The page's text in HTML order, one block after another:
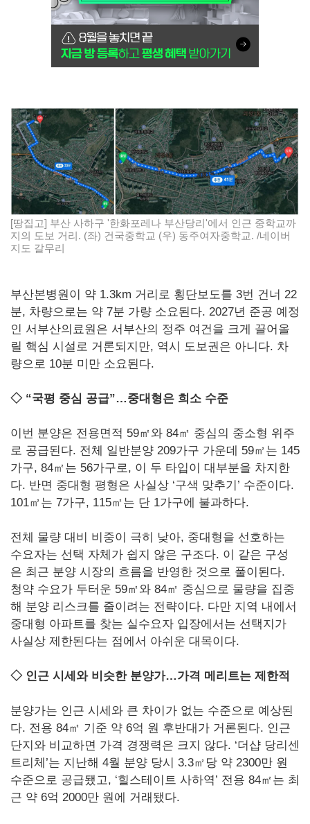
[땅집고] 부산 사하구 '한화포레나 부산당리'에서 인근 중학교까
지의 도보 거리. (좌) 건국중학교 (우) 동주여자중학교. /네이버
지도 갈무리
부산본병원이 약 1.3km 거리로 횡단보도를 3번 건너 22
분, 차량으로는 약 7분 가량 소요된다. 2027년 준공 예정
인 서부산의료원은 서부산의 정주 여건을 크게 끌어올
릴 핵심 시설로 거론되지만, 역시 도보권은 아니다. 차
량으로 10분 미만 소요된다.
◇ “국평 중심 공급”…중대형은 희소 수준
이번 분양은 전용면적 59㎡와 84㎡ 중심의 중소형 위주
로 공급된다. 전체 일반분양 209가구 가운데 59㎡는 145
가구, 84㎡는 56가구로, 이 두 타입이 대부분을 차지한
다. 반면 중대형 평형은 사실상 ‘구색 맞추기’ 수준이다.
101㎡는 7가구, 115㎡는 단 1가구에 불과하다.
전체 물량 대비 비중이 극히 낮아, 중대형을 선호하는
수요자는 선택 자체가 쉽지 않은 구조다. 이 같은 구성
은 최근 분양 시장의 흐름을 반영한 것으로 풀이된다.
청약 수요가 두터운 59㎡와 84㎡ 중심으로 물량을 집중
해 분양 리스크를 줄이려는 전략이다. 다만 지역 내에서
중대형 아파트를 찾는 실수요자 입장에서는 선택지가
사실상 제한된다는 점에서 아쉬운 대목이다.
◇ 인근 시세와 비슷한 분양가…가격 메리트는 제한적
분양가는 인근 시세와 큰 차이가 없는 수준으로 예상된
다. 전용 84㎡ 기준 약 6억 원 후반대가 거론된다. 인근
단지와 비교하면 가격 경쟁력은 크지 않다. ‘더샵 당리센
트리체’는 지난해 4월 분양 당시 3.3㎡당 약 2300만 원
수준으로 공급됐고, ‘힐스테이트 사하역’ 전용 84㎡는 최
근 약 6억 2000만 원에 거래됐다.